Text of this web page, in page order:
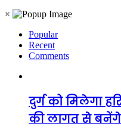
×
Popular
Recent
Comments
दुर्ग को मिलेगा
की लागत से बनेंगे